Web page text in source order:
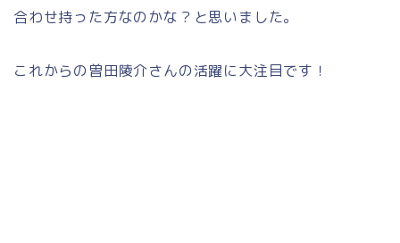
合わせ持った方なのかな？と思いました。
これからの曽田陵介さんの活躍に大注目です！